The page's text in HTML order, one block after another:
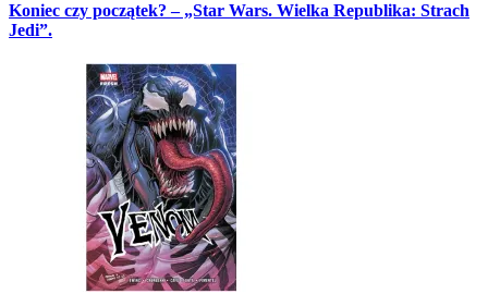
Koniec czy początek? – „Star Wars. Wielka Republika: Strach
Jedi”.